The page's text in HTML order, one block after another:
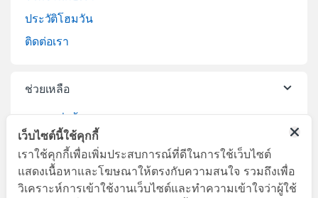
ประวัติโฮมวัน
ติดต่อเรา
ช่วยเหลือ
บริการจัดส่งสินค้า
เปลี่ยนคืนสินค้า
เว็บไซต์นี้ใช้คุกกี้
เราใช้คุกกี้เพื่อเพิ่มประสบการณ์ที่ดีในการใช้เว็บไซต์
แสดงเนื้อหาและโฆษณาให้ตรงกับความสนใจ รวมถึงเพื่อ
วิเคราะห์การเข้าใช้งานเว็บไซต์และทำความเข้าใจว่าผู้ใช้